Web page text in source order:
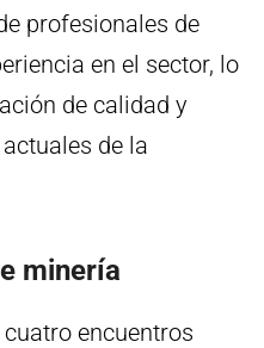
profesionales de
en el sector, lo
de calidad y
de la
minería
encuentros